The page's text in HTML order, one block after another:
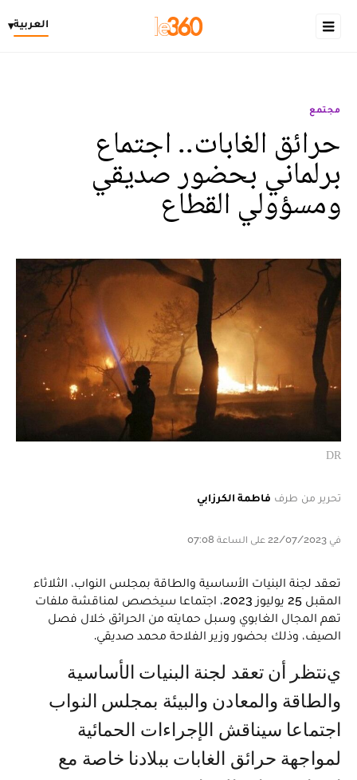
العربية▾
مجتمع
حرائق الغابات.. اجتماع
برلماني بحضور صديقي
ومسؤولي القطاع
DR
تحرير من طرف فاطمة الكرزابي
في 22/07/2023 على الساعة 07:08
تعقد لجنة البنيات الأساسية والطاقة بمجلس النواب، الثلاثاء
المقبل 25 يوليوز 2023، اجتماعا سيخصص لمناقشة ملفات
تهم المجال الغابوي وسبل حمايته من الحرائق خلال فصل
الصيف، وذلك بحضور وزير الفلاحة محمد صديقي.
ينتظر أن تعقد لجنة البنيات الأساسية
والطاقة والمعادن والبيئة بمجلس النواب
اجتماعا سيناقش الإجراءات الحمائية
لمواجهة حرائق الغابات ببلادنا خاصة مع